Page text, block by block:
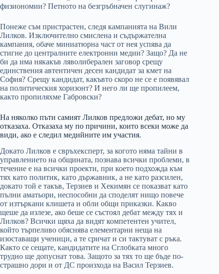
физиономии? Петното на безгръбначен слугинаж?
Понеже съм пристрастен, следя кампанията на Вили
Лилков. Изключително смислена и съдържателна
кампания, обаче миниатюрна част от нея успява да
стигне до централните електронни медии? Защо? Да не
би да има някакъв ляволиберален заговор срещу
единствения автентичен десен кандидат за кмет на
София? Срещу кандидат, какъвто скоро не се е появявал
на политическия хоризонт? И него ли ще пропилеем,
както пропиляхме Габровски?
На няколко пъти самият Лилков предложи дебат, но му
отказаха. Отказаха му по причини, които всеки може да
види, ако е следил медийните им участия.
Докато Лилков е свръхексперт, за когото няма тайни в
управлението на общината, познава всички проблеми, в
течение е на всички проекти, при което подхожда към
тях като политик, като държавник, а не като разсилен,
докато той е такъв, Терзиев и Хекимян се показват като
пълни аматьори, неспособни да споделят нищо повече
от изтъркани клишета и обли общи приказки. Какво
щеше да излезе, ако беше се състоял дебат между тях и
Лилков? Всички щяха да видят компетентен учител,
който търпеливо обяснява елементарни неща на
изоставащи ученици, а те сричат и си тактуват с ръка.
Както се сещате, кандидатите на Сглобката много
трудно ще допуснат това. Защото за тях то ще бъде по-
страшно дори и от ДС произхода на Васил Терзиев.